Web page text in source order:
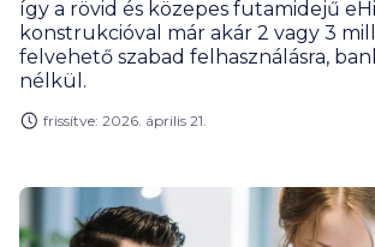
így a rövid és közepes futamidejű
konstrukcióval már akár 2 vagy 3
felvehető szabad felhasználásra,
nélkül.
frissítve: 2026. április 21.